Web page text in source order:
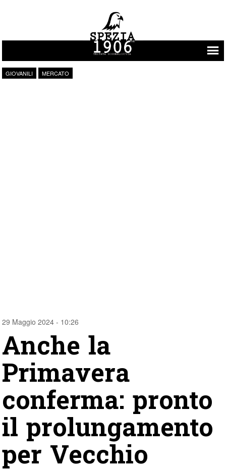
Vai al contenuto
GIOVANILI MERCATO
29 Maggio 2024 - 10:26
Anche la
Primavera
conferma: pronto
il prolungamento
per Vecchio